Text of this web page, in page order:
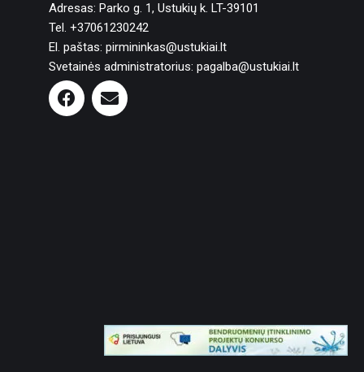
Adresas: Parko g. 1, Ustukių k. LT-39101
Tel. +37061230242
El. paštas: pirmininkas@ustukiai.lt
Svetainės administratorius: pagalba@ustukiai.lt